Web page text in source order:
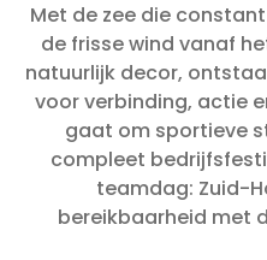
Met de zee die
de frisse wind vanaf
natuurlijk decor,
voor verbinding, actie
gaat om sportieve
compleet
teamdag: Zuid-
bereikbaarheid met